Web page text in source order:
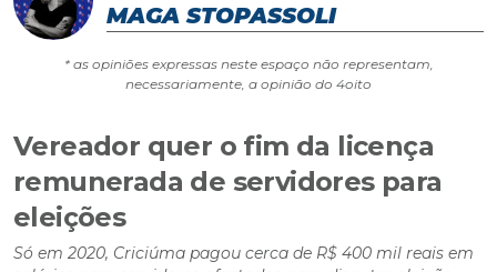
MAGA STOPASSOLI
* as opiniões expressas neste espaço não representam,
necessariamente, a opinião do 4oito
Vereador quer o fim da licença
remunerada de servidores para
eleições
Só em 2020, Criciúma pagou cerca de R$ 400 mil reais em